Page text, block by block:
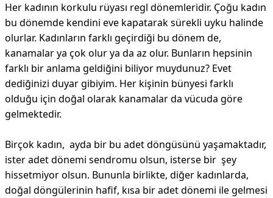
Her kadının korkulu rüyası regl dönemleridir. Çoğu kadın
bu dönemde kendini eve kapatarak sürekli uyku halinde
olurlar. Kadınların farklı geçirdiği bu dönem de,
kanamalar ya çok olur ya da az olur. Bunların hepsinin
farklı bir anlama geldiğini biliyor muydunuz? Evet
dediğinizi duyar gibiyim. Her kişinin bünyesi farklı
olduğu için doğal olarak kanamalar da vücuda göre
gelmektedir.
Birçok kadın, ayda bir bu adet döngüsünü yaşamaktadır,
ister adet dönemi sendromu olsun, isterse bir şey
hissetmiyor olsun. Bununla birlikte, diğer kadınlarda,
doğal döngülerinin hafif, kısa bir adet dönemi ile gelmesi